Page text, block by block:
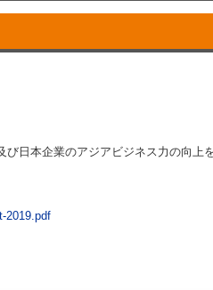
日本企業のアジアビジネス力の向上
2019.pdf